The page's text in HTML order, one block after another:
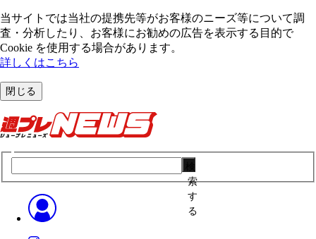
当サイトでは当社の提携先等がお客様のニーズ等について調
査・分析したり、お客様にお勧めの広告を表⽰する⽬的で
Cookie を使⽤する場合があります。
詳しくはこちら
閉じる
索
す
る